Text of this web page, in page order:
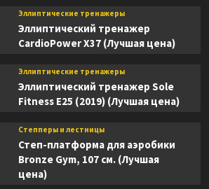
Эллиптические тренажеры
Эллиптический тренажер
CardioPower X37 (Лучшая цена)
Эллиптические тренажеры
Эллиптический тренажер Sole
Fitness E25 (2019) (Лучшая цена)
Степперы и лестницы
Степ-платформа для аэробики
Bronze Gym, 107 см. (Лучшая
цена)